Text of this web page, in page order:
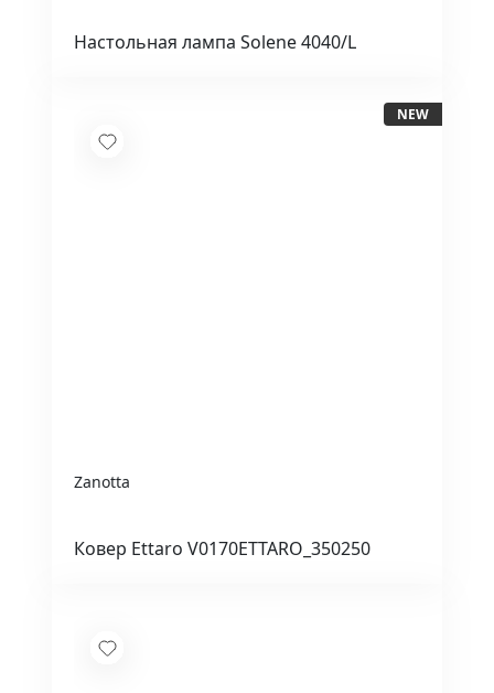
Настольная лампа Solene 4040/L
NEW
Zanotta
Ковер Ettaro V0170ETTARO_350250